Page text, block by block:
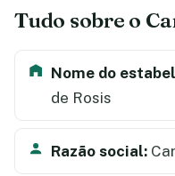
Tudo sobre o
Nome do
de Rosis
Razão social: